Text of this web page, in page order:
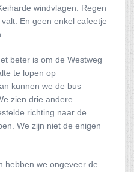
windvlagen. Regen
En geen enkel cafeetje
beter is om de Westweg
te lopen op
kunnen we de bus
zien drie andere
richting naar de
We zijn niet de enigen
hebben we ongeveer de